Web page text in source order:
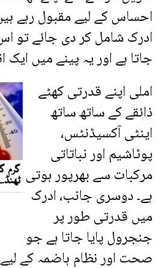
احساس کے لیے مقبول رہے
ادرک شامل کر دی جائے تو
جاتا ہے اور یہ پینے میں ایک
املی اپنے قدرتی کھٹے
ذائقے کے ساتھ ساتھ
اینٹی آکسیڈنٹس،
پوٹاشیم اور نباتاتی
مرکبات سے بھرپور ہوتی
ہے۔ دوسری جانب، ادرک
میں قدرتی طور پر
جنجرول پایا جاتا ہے جو
صحت اور نظام ہاضمہ کے لیے